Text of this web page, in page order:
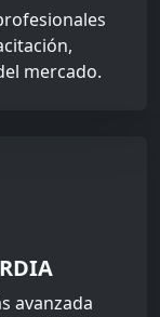
mercado.
avanzada